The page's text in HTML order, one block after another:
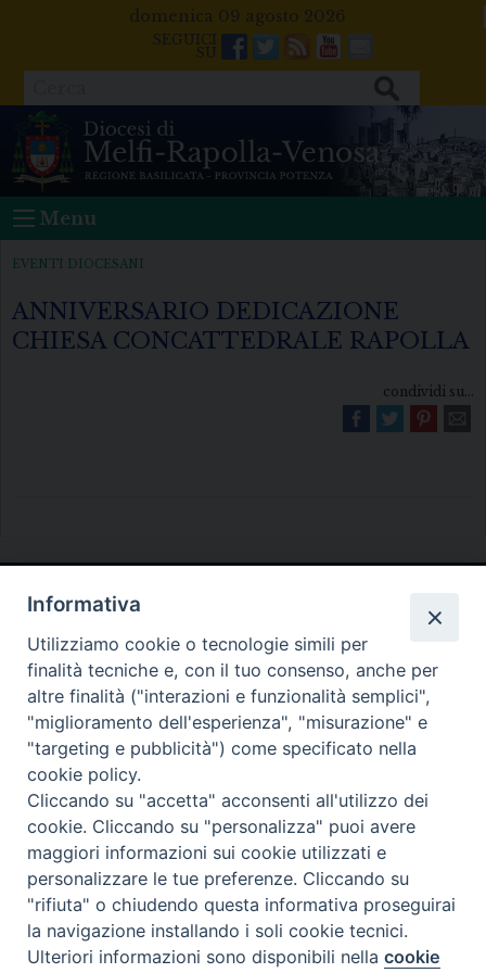
domenica 09 agosto 2026
Facebook
Twitter
FeedsYoutube
Mail
Menu
EVENTI DIOCESANI
ANNIVERSARIO DEDICAZIONE
CHIESA CONCATTEDRALE RAPOLLA
condividi su...
Diocesi di Melfi Rapolla Venosa
• Largo Duomo, 12 - 85025 MELFI (PZ) •
Tel. 0972238604
PEC ufficiale della Diocesi:
diocesi.melfi_rapolla_venosa@legalmail.it
Preferenze Cookie
Informativa
Utilizziamo cookie o tecnologie simili per
finalità tecniche e, con il tuo consenso, anche per
altre finalità ("interazioni e funzionalità semplici",
"miglioramento dell'esperienza", "misurazione" e
"targeting e pubblicità") come specificato nella
cookie policy.
Cliccando su "accetta" acconsenti all'utilizzo dei
cookie. Cliccando su "personalizza" puoi avere
maggiori informazioni sui cookie utilizzati e
personalizzare le tue preferenze. Cliccando su
"rifiuta" o chiudendo questa informativa proseguirai
la navigazione installando i soli cookie tecnici.
Ulteriori informazioni sono disponibili nellacookie